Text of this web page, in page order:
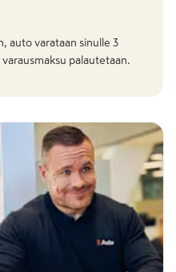
auto varataan sinulle 3
palautetaan.